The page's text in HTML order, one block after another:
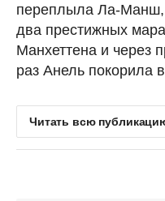
переплыла Ла-
два престижных
Манхеттена и через
раз Анель покорила
Читать всю